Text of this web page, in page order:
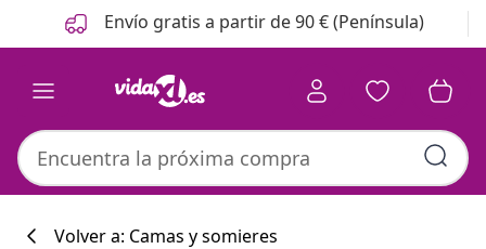
Anterior
Siguiente Envío gratis a partir de 90 € (Península)
Volver a: Camas y somieres